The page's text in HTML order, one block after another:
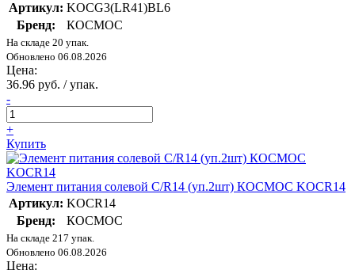
Артикул: KOCG3(LR41)BL6
Бренд:
КОСМОС
На складе 20 упак.
Обновлено 06.08.2026
Цена:
36.96 руб. / упак.
-
+
Купить
Элемент питания солевой C/R14 (уп.2шт) КОСМОС KOCR14
Артикул: KOCR14
Бренд:
КОСМОС
На складе 217 упак.
Обновлено 06.08.2026
Цена: